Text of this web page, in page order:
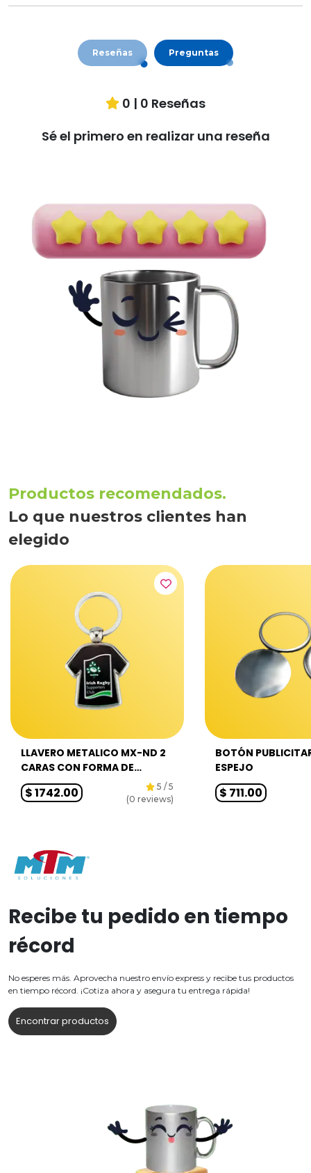
Reseñas Preguntas
0 | 0 Reseñas
Sé el primero en realizar una reseña
Productos recomendados.
Lo que nuestros clientes han
elegido
LLAVERO METALICO MX-ND 2
CARAS CON FORMA DE
CAMISETA 100 PZ
$1742.00 5 / 5
(0 reviews)
BOTÓN
ESPEJO
$ 711.00
Recibe tu pedido en tiempo
récord
No esperes más. Aprovecha nuestro envío express y recibe tus productos
en tiempo récord. ¡Cotiza ahora y asegura tu entrega rápida!
Encontrar productos